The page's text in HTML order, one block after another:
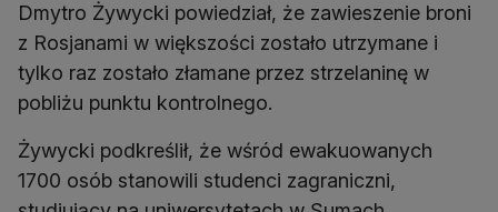
Dmytro Żywycki powiedział, że zawieszenie broni
z Rosjanami w większości zostało utrzymane i
tylko raz zostało złamane przez strzelaninę w
pobliżu punktu kontrolnego.
Żywycki podkreślił, że wśród ewakuowanych
1700 osób stanowili studenci zagraniczni,